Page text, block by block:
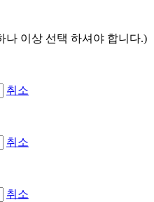
나 이상 선택 하셔야 합니다.)
취소
취소
취소